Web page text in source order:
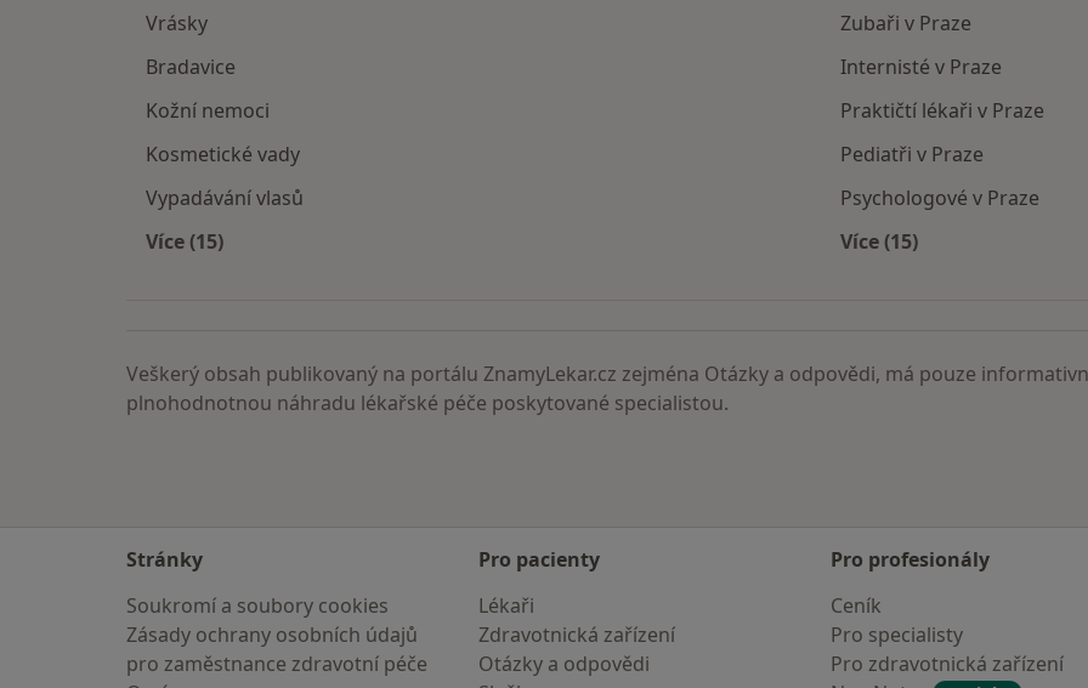
Vrásky
Bradavice
Kožní nemoci
Kosmetické vady
Vypadávání vlasů
Více (15)
Zubaři v Praze
Internisté v Praze
Praktičtí lékaři v Praze
Pediatři v Praze
Psychologové v Praze
Více (15)
Veškerý obsah publikovaný na portálu ZnamyLekar.cz zejména Otázky a odpovědi, má pouze
plnohodnotnou náhradu lékařské péče poskytované specialistou.
Stránky
Soukromí a soubory cookies
Zásady ochrany osobních údajů
pro zaměstnance zdravotní péče
Pro pacienty
Lékaři
Zdravotnická zařízení
Otázky a odpovědi
Pro profesionály
Ceník
Pro specialisty
Pro zdravotnická zařízení